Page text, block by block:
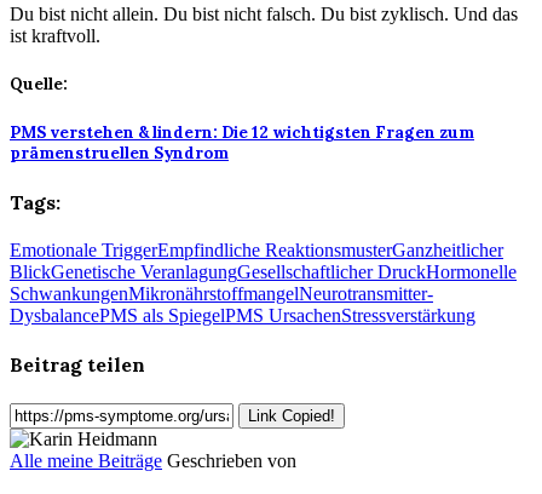
Du bist nicht allein. Du bist nicht falsch. Du bist zyklisch. Und das
ist kraftvoll.
Quelle:
PMS verstehen & lindern: Die 12 wichtigsten Fragen zum
prämenstruellen Syndrom
Tags:
Emotionale TriggerEmpfindliche ReaktionsmusterGanzheitlicher
BlickGenetische VeranlagungGesellschaftlicher DruckHormonelle
SchwankungenMikronährstoffmangelNeurotransmitter-
DysbalancePMS als SpiegelPMS UrsachenStressverstärkung
Beitrag teilen
Link Copied!
Alle meine Beiträge Geschrieben von